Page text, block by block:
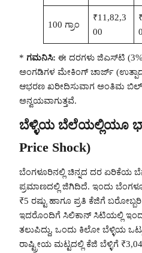
100 ಗ್ರಾಂ
₹11,82,3
00
* ಗಮನಿಸಿ: ಈ ದರಗಳು ಜಿಎಸ್‌ಟಿ (3%
ಅಂಗಡಿಗಳ ಮೇಕಿಂಗ್ ಚಾರ್ಜ್
ಆಭರಣ ಖರೀದಿಸುವಾಗ ಅಂತಿಮ
ಅನ್ವಯವಾಗುತ್ತವೆ.
ಬೆಳ್ಳಿಯ ಬೆಲೆಯಲ್ಲಿಯೂ
Price Shock)
ಬೆಂಗಳೂರಿನಲ್ಲಿ ಚಿನ್ನದ ದರ ಏರಿಕೆಯ
ಪ್ರಮಾಣದಲ್ಲಿ ಜಿಗಿದಿದೆ. ಇಂದು
₹5 ರಷ್ಟು ಹಾಗೂ ಪ್ರತಿ ಕೆಜಿಗೆ
ಇದರೊಂದಿಗೆ ಸಿಲಿಕಾನ್ ಸಿಟಿಯಲ್ಲಿ ಇಂದು
ತಲುಪಿದ್ದು, ಒಂದು ಕಿಲೋ ಬೆಳ್ಳಿಯ
ರಾಷ್ಟ್ರೀಯ ಮಟ್ಟದಲ್ಲಿ ಕೆಜಿ ಬೆಳ್ಳಿಗೆ